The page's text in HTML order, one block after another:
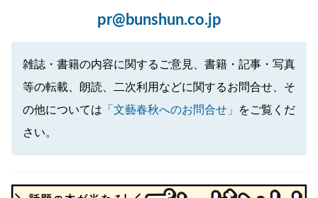
pr@bunshun.co.jp
雑誌・書籍の内容に関するご意見、書籍・記事・写真
等の転載、朗読、二次利用などに関するお問合せ、そ
の他については 「文藝春秋へのお問合せ」
をご覧くだ
さい。